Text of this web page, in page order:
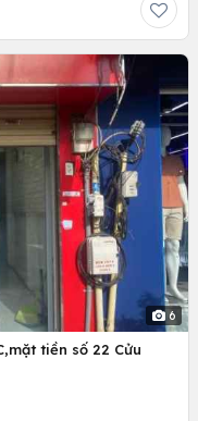
6
tiền số 22 Cửu